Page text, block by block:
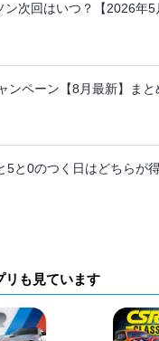
ン次回はいつ？【2026年
ンペーン【8月最新】ま
5と0のつく日はどちらが
リも見ています